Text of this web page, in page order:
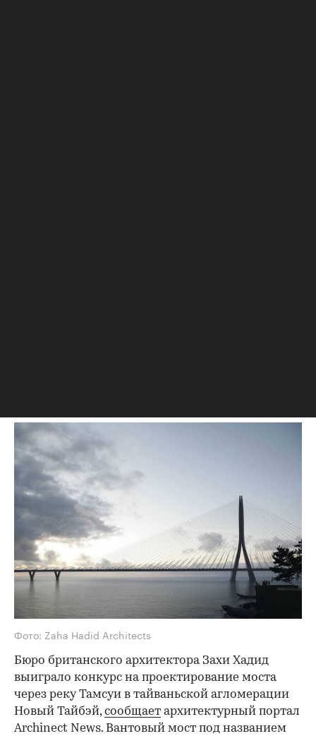
Фото: Zaha Hadid Architects
Бюро британского архитектора Захи Хадид
выиграло конкурс на проектирование моста
через реку Тамсуи в тайваньской агломерации
Новый Тайбэй,сообщает архитектурный портал
Archinect News. Вантовый мост под названием